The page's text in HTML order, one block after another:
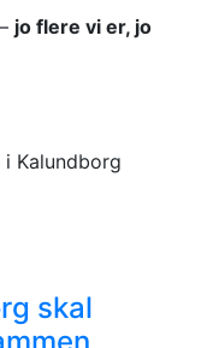
jo flere vi er, jo
Kalundborg
skal